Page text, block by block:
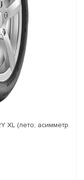
XL (лето; асимметр.